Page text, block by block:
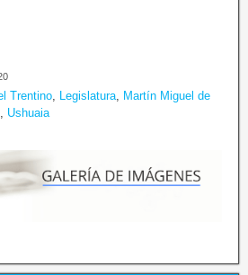
Trentino Legislatura Martín Miguel de
Ushuaia